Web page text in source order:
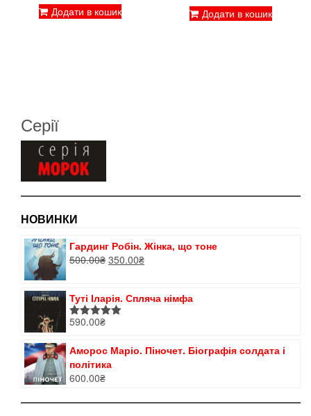
Додати в кошик
80.00₴.50.00₴.
Додати в кошик
Серії
НОВИНКИ
Гардинг Робін. Жінка, що тоне
500.00₴ Оригінальна
350.00₴Поточна
Туті Іларія. Спляча німфа
Оцінено в
590.00₴
Аморос Маріо. Піночет. Біографія солдата і
політика
600.00₴